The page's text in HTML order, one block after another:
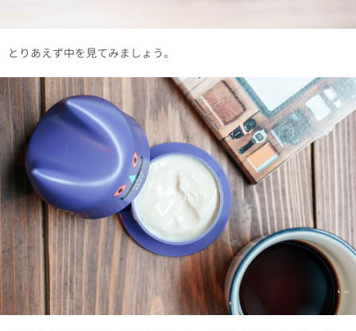
とりあえず中を見てみましょう。